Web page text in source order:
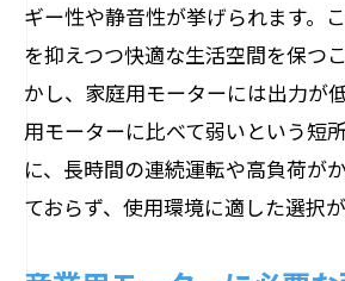
ギー性や静音性が挙げられます。
を抑えつつ快適な生活空間を保つ
かし、家庭用モーターには出力が
用モーターに比べて弱いという短
に、長時間の連続運転や高負荷が
ておらず、使用環境に適した選択が